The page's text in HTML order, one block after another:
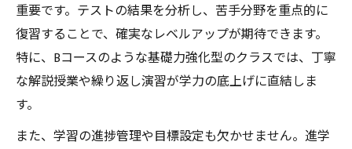
重要です。テストの結果を分析し、苦手分野を重点的に
復習することで、確実なレベルアップが期待できます。
特に、Bコースのような基礎力強化型のクラスでは、丁寧
な解説授業や繰り返し演習が学力の底上げに直結しま
す。
また、学習の進捗管理や目標設定も欠かせません。進学